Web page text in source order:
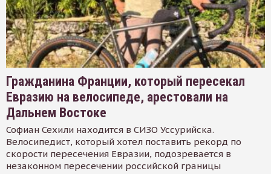
Гражданина Франции, который пересекал
Евразию на велосипеде, арестовали на
Дальнем Востоке
Софиан Сехили находится в СИЗО Уссурийска.
Велосипедист, который хотел поставить рекорд по
скорости пересечения Евразии, подозревается в
незаконном пересечении российской границы